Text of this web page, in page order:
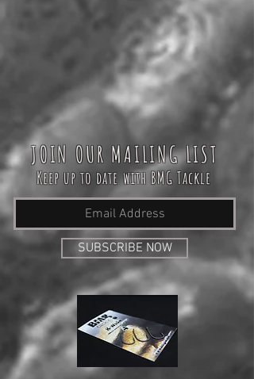
JOIN OUR MAILING LIST
Keep up to date with BMG Tackle
SUBSCRIBE NOW